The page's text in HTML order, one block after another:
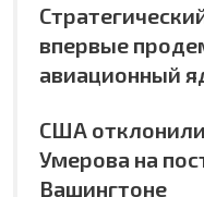
впервые
авиационный
США
Умерова на
Вашингтоне